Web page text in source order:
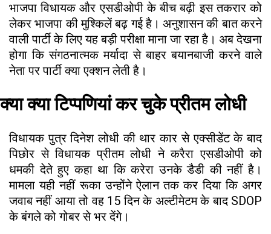
भाजपा विधायक और एसडीओपी के बीच बढ़ी इस तकरार को
लेकर भाजपा की मुश्किलें बढ़ गई है। अनुशासन की बात करने
वाली पार्टी के लिए यह बड़ी परीक्षा माना जा रहा है। अब देखना
होगा कि संगठनात्मक मर्यादा से बाहर बयानबाजी करने वाले
नेता पर पार्टी क्या एक्शन लेती है।
क्या क्या टिप्पणियां कर चुके प्रीतम लोधी
विधायक पुत्र दिनेश लोधी की थार कार से एक्सीडेंट के बाद
पिछोर से विधायक प्रीतम लोधी ने करैरा एसडीओपी को
धमकी देते हुए कहा था कि करेरा उनके डैडी की नहीं है।
मामला यही नहीं रूका उन्होंने ऐलान तक कर दिया कि अगर
जवाब नहीं आया तो वह 15 दिन के अल्टीमेटम के बाद SDOP
के बंगले को गोबर से भर देंगे।